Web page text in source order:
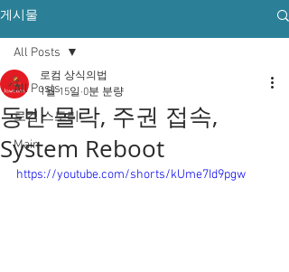
게시물
All Posts
로컴 스토리
Main
All Posts
동반 몰락, 주권 접속,
System Reboot
로컴 상식의법
1월 15일 0분 분량
https://youtube.com/shorts/kUme7Id9pgw